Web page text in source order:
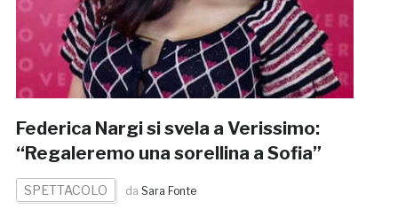
Federica Nargi si svela a Verissimo:
“Regaleremo una sorellina a Sofia”
SPETTACOLO da Sara Fonte